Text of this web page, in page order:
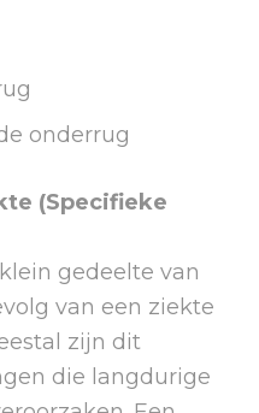
onderrug
(Specifieke
gedeelte van
van een ziekte
zijn dit
die langdurige